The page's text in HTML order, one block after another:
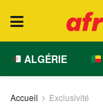
ALGÉRIE
Accueil Exclusivité